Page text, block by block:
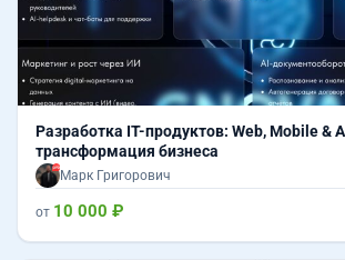
Разработка IT-продуктов: Web, Mobile &
трансформация бизнеса
Марк Григорович
от 10 000 ₽